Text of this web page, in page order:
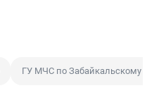
ГУ МЧС по Забайкальскому